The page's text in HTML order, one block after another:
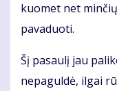
kuo­met net
pa­va­duo­ti.
Šį pa­sau­lį jau
ne­pa­gul­dė, il­gai